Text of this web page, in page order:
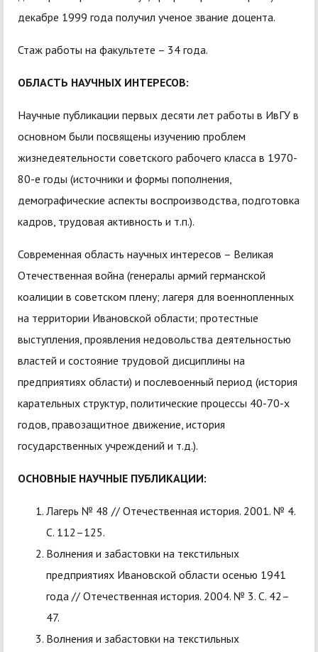
декабре 1999 года получил ученое звание доцента.
Стаж работы на факультете – 34 года.
ОБЛАСТЬ НАУЧНЫХ ИНТЕРЕСОВ:
Научные публикации первых десяти лет работы в ИвГУ в
основном были посвящены изучению проблем
жизнедеятельности советского рабочего класса в 1970-
80-е годы (источники и формы пополнения,
демографические аспекты воспроизводства, подготовка
кадров, трудовая активность и т.п.).
Современная область научных интересов – Великая
Отечественная война (генералы армий германской
коалиции в советском плену; лагеря для военнопленных
на территории Ивановской области; протестные
выступления, проявления недовольства деятельностью
властей и состояние трудовой дисциплины на
предприятиях области) и послевоенный период (история
карательных структур, политические процессы 40-70-х
годов, правозащитное движение, история
государственных учреждений и т.д.).
ОСНОВНЫЕ НАУЧНЫЕ ПУБЛИКАЦИИ:
Лагерь № 48 // Отечественная история. 2001. № 4.
С. 112–125.
Волнения и забастовки на текстильных
предприятиях Ивановской области осенью 1941
года // Отечественная история. 2004. № 3. С. 42–
47.
Волнения и забастовки на текстильных